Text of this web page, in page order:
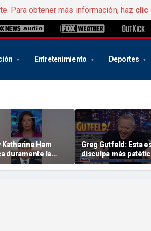
Para obtener más información, haz clic
Entretenimiento Deportes
Katharine Ham
duramente la
electoral
de un profesor
Greg Gutfeld: Esta
disculpa más
la historia